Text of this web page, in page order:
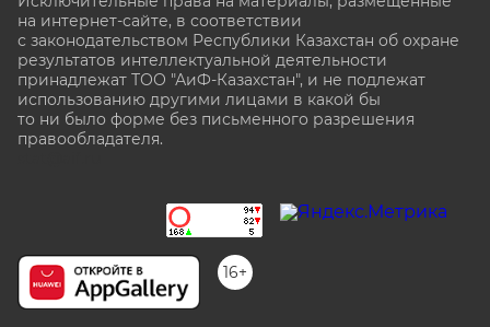
на интернет-сайте, в соответствии
с законодательством Республики Казахстан об охране
результатов интеллектуальной деятельности
принадлежат ТОО "АиФ-Казахстан", и не подлежат
использованию другими лицами в какой бы
то ни было форме без письменного разрешения
правообладателя.
16+